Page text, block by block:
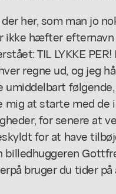
her, som man jo
ikke hæfter efternavn
TIL LYKKE PER!
regne ud, og jeg
umiddelbart
at starte med de
for senere at
for at have
billedhuggeren
bruger du tider